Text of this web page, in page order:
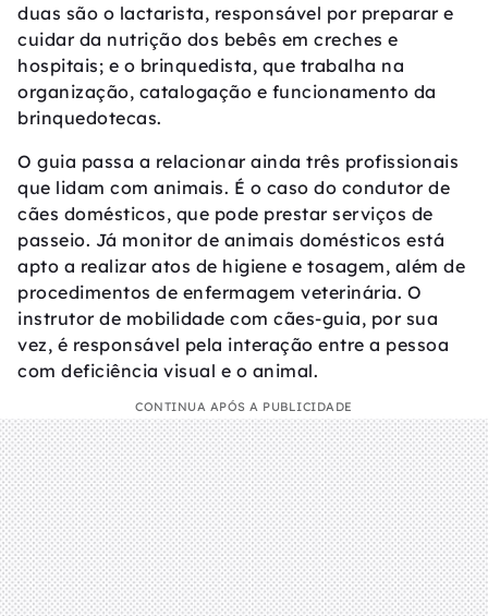
duas são o lactarista, responsável por preparar e
cuidar da nutrição dos bebês em creches e
hospitais; e o brinquedista, que trabalha na
organização, catalogação e funcionamento da
brinquedotecas.
O guia passa a relacionar ainda três profissionais
que lidam com animais. É o caso do condutor de
cães domésticos, que pode prestar serviços de
passeio. Já monitor de animais domésticos está
apto a realizar atos de higiene e tosagem, além de
procedimentos de enfermagem veterinária. O
instrutor de mobilidade com cães-guia, por sua
vez, é responsável pela interação entre a pessoa
com deficiência visual e o animal.
CONTINUA APÓS A PUBLICIDADE